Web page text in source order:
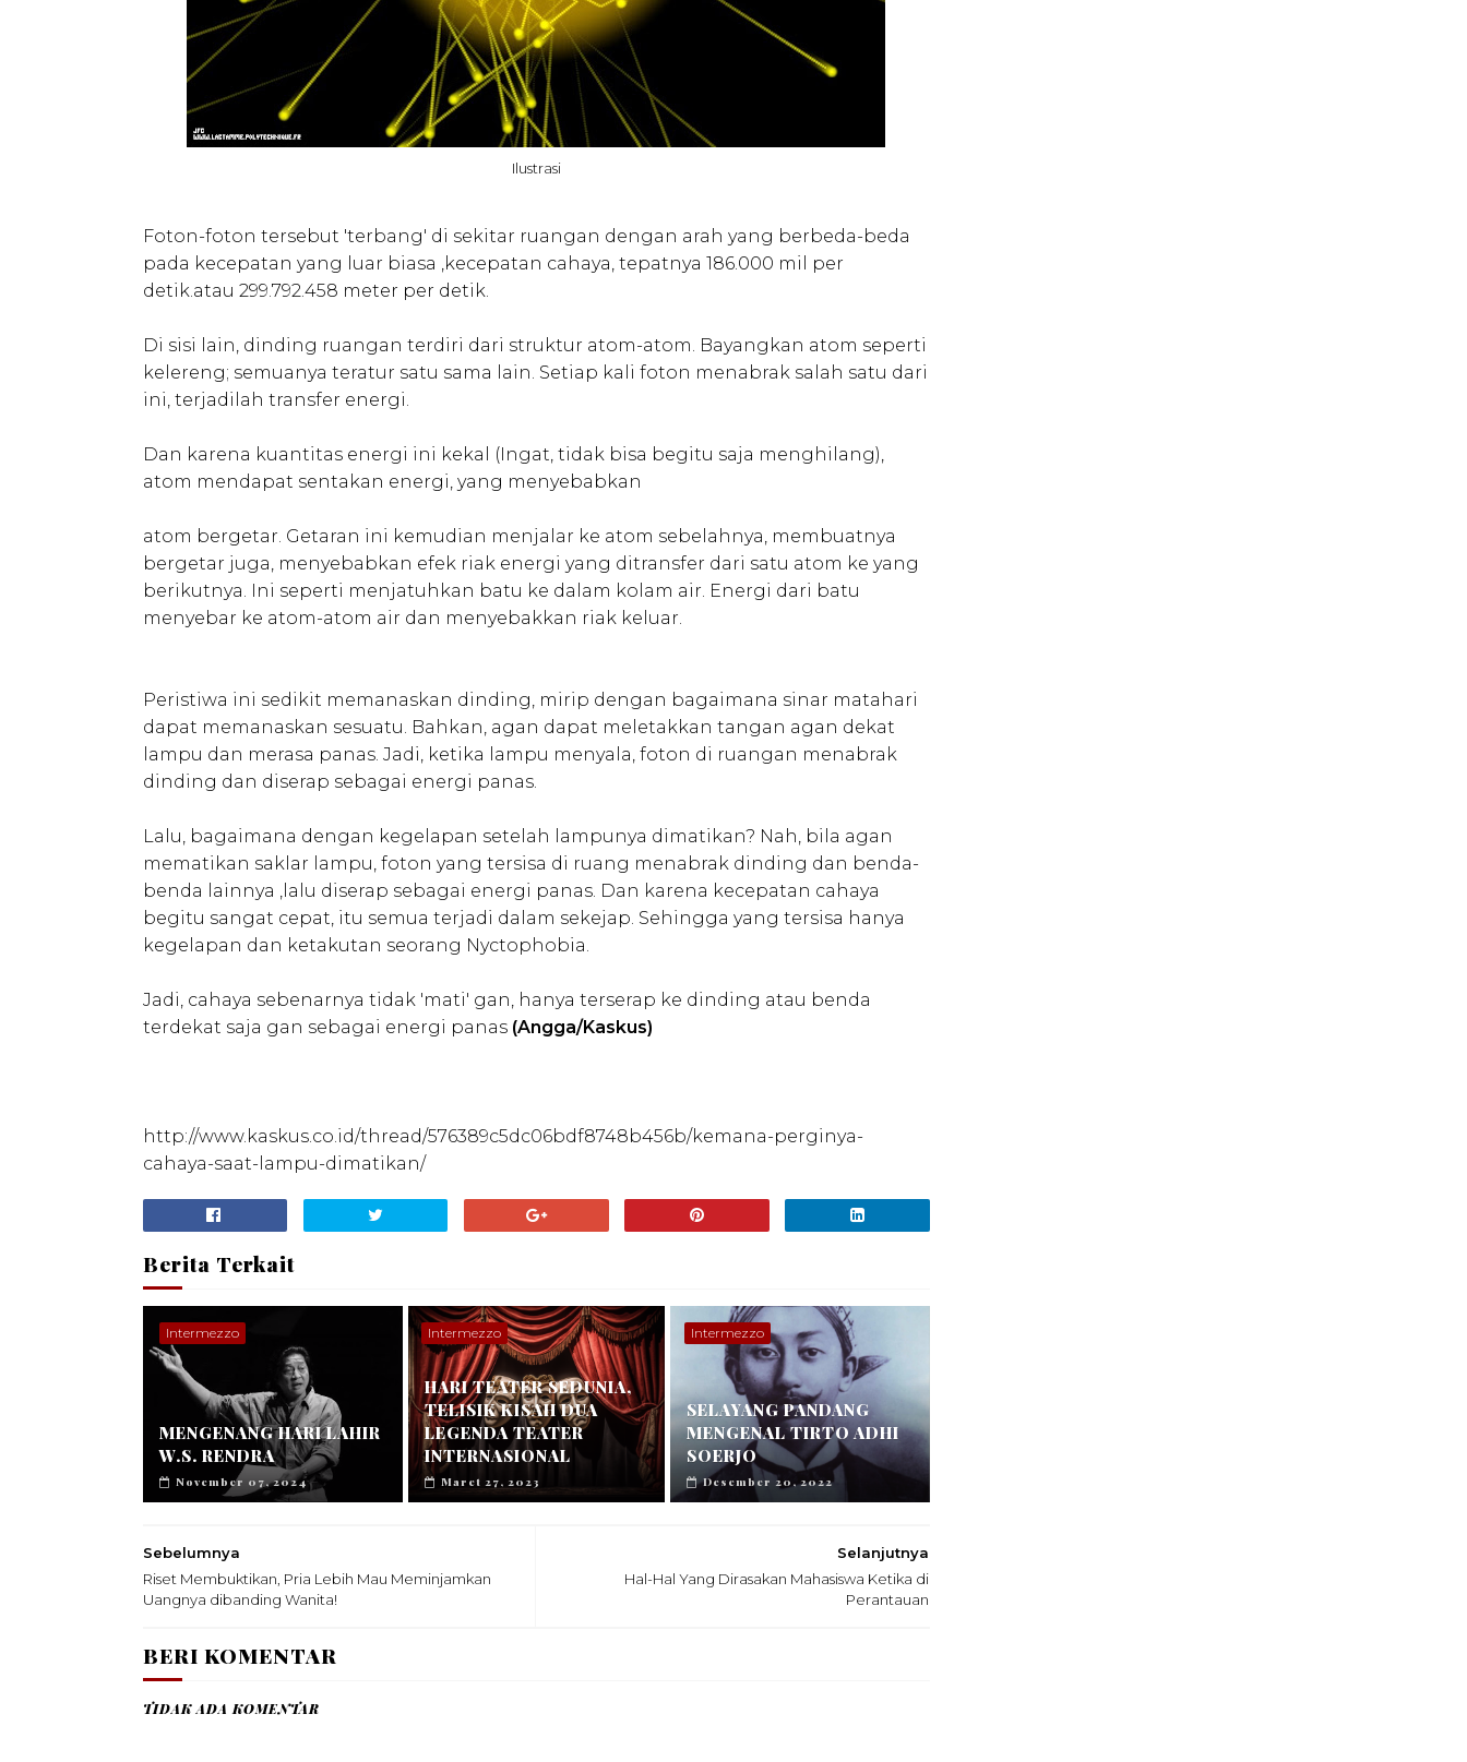
Ilustrasi
Foton-foton tersebut 'terbang' di sekitar ruangan dengan arah yang berbeda-beda
pada kecepatan yang luar biasa ,kecepatan cahaya, tepatnya 186.000 mil per
detik.atau 299.792.458 meter per detik.
Di sisi lain, dinding ruangan terdiri dari struktur atom-atom. Bayangkan atom seperti
kelereng; semuanya teratur satu sama lain. Setiap kali foton menabrak salah satu dari
ini, terjadilah transfer energi.
Dan karena kuantitas energi ini kekal (Ingat, tidak bisa begitu saja menghilang),
atom mendapat sentakan energi, yang menyebabkan
atom bergetar. Getaran ini kemudian menjalar ke atom sebelahnya, membuatnya
bergetar juga, menyebabkan efek riak energi yang ditransfer dari satu atom ke yang
berikutnya. Ini seperti menjatuhkan batu ke dalam kolam air. Energi dari batu
menyebar ke atom-atom air dan menyebakkan riak keluar.
Peristiwa ini sedikit memanaskan dinding, mirip dengan bagaimana sinar matahari
dapat memanaskan sesuatu. Bahkan, agan dapat meletakkan tangan agan dekat
lampu dan merasa panas. Jadi, ketika lampu menyala, foton di ruangan menabrak
dinding dan diserap sebagai energi panas.
Lalu, bagaimana dengan kegelapan setelah lampunya dimatikan? Nah, bila agan
mematikan saklar lampu, foton yang tersisa di ruang menabrak dinding dan benda-
benda lainnya ,lalu diserap sebagai energi panas. Dan karena kecepatan cahaya
begitu sangat cepat, itu semua terjadi dalam sekejap. Sehingga yang tersisa hanya
kegelapan dan ketakutan seorang Nyctophobia.
Jadi, cahaya sebenarnya tidak 'mati' gan, hanya terserap ke dinding atau benda
terdekat saja gan sebagai energi panas (Angga/Kaskus)
http://www.kaskus.co.id/thread/576389c5dc06bdf8748b456b/kemana-perginya-
cahaya-saat-lampu-dimatikan/
Berita Terkait
Intermezzo
MENGENANG HARI LAHIR
W.S. RENDRA
November 07, 2024
Intermezzo
HARI TEATER SEDUNIA,
TELISIK KISAH DUA
LEGENDA TEATER
INTERNASIONAL
Maret 27, 2023
Intermezzo
SELAYANG PANDANG
MENGENAL TIRTO ADHI
SOERJO
Desember 20, 2022
Selanjutnya
Hal-Hal Yang Dirasakan Mahasiswa Ketika di
Perantauan
Sebelumnya
Riset Membuktikan, Pria Lebih Mau Meminjamkan
Uangnya dibanding Wanita!
BERI KOMENTAR
TIDAK ADA KOMENTAR